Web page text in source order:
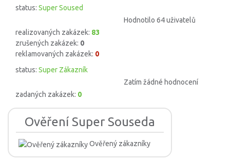
status: Super Soused
Hodnotilo 64 uživatelů
realizovaných zakázek: 83
zrušených zakázek: 0
reklamovaných zakázek: 0
status: Super Zákazník
Zatím žádné hodnocení
zadaných zakázek: 0
Ověření Super Souseda
Ověřený zákazníky